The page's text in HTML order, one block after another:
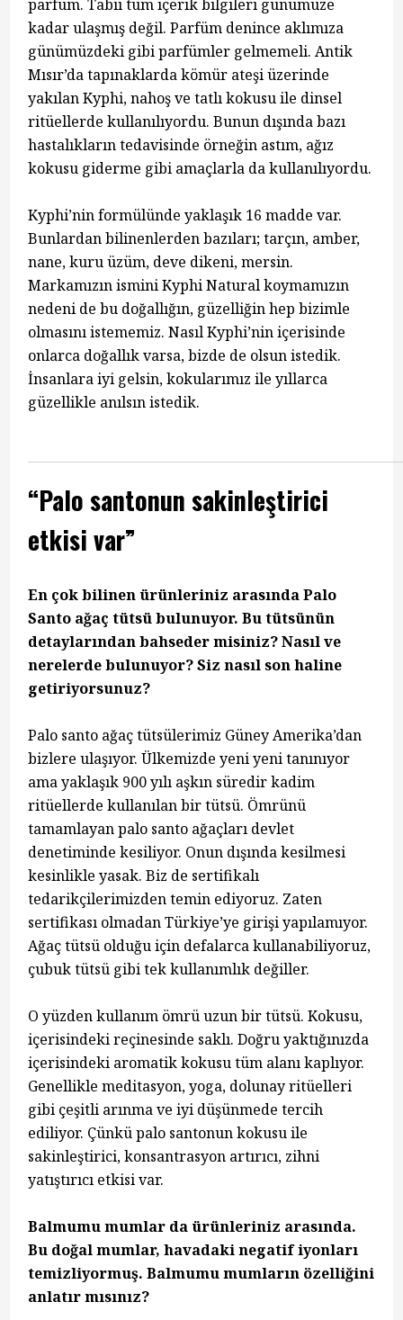
parfüm. Tabii tüm içerik bilgileri günümüze
kadar ulaşmış değil. Parfüm denince aklımıza
günümüzdeki gibi parfümler gelmemeli. Antik
Mısır’da tapınaklarda kömür ateşi üzerinde
yakılan Kyphi, nahoş ve tatlı kokusu ile dinsel
ritüellerde kullanılıyordu. Bunun dışında bazı
hastalıkların tedavisinde örneğin astım, ağız
kokusu giderme gibi amaçlarla da kullanılıyordu.
Kyphi’nin formülünde yaklaşık 16 madde var.
Bunlardan bilinenlerden bazıları; tarçın, amber,
nane, kuru üzüm, deve dikeni, mersin.
Markamızın ismini Kyphi Natural koymamızın
nedeni de bu doğallığın, güzelliğin hep bizimle
olmasını istememiz. Nasıl Kyphi’nin içerisinde
onlarca doğallık varsa, bizde de olsun istedik.
İnsanlara iyi gelsin, kokularımız ile yıllarca
güzellikle anılsın istedik.
“Palo santonun sakinleştirici
etkisi var”
En çok bilinen ürünleriniz arasında Palo
Santo ağaç tütsü bulunuyor. Bu tütsünün
detaylarından bahseder misiniz? Nasıl ve
nerelerde bulunuyor? Siz nasıl son haline
getiriyorsunuz?
Palo santo ağaç tütsülerimiz Güney Amerika’dan
bizlere ulaşıyor. Ülkemizde yeni yeni tanınıyor
ama yaklaşık 900 yılı aşkın süredir kadim
ritüellerde kullanılan bir tütsü. Ömrünü
tamamlayan palo santo ağaçları devlet
denetiminde kesiliyor. Onun dışında kesilmesi
kesinlikle yasak. Biz de sertifikalı
tedarikçilerimizden temin ediyoruz. Zaten
sertifikası olmadan Türkiye’ye girişi yapılamıyor.
Ağaç tütsü olduğu için defalarca kullanabiliyoruz,
çubuk tütsü gibi tek kullanımlık değiller.
O yüzden kullanım ömrü uzun bir tütsü. Kokusu,
içerisindeki reçinesinde saklı. Doğru yaktığınızda
içerisindeki aromatik kokusu tüm alanı kaplıyor.
Genellikle meditasyon, yoga, dolunay ritüelleri
gibi çeşitli arınma ve iyi düşünmede tercih
ediliyor. Çünkü palo santonun kokusu ile
sakinleştirici, konsantrasyon artırıcı, zihni
yatıştırıcı etkisi var.
Balmumu mumlar da ürünleriniz arasında.
Bu doğal mumlar, havadaki negatif iyonları
temizliyormuş. Balmumu mumların özelliğini
anlatır mısınız?